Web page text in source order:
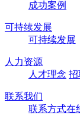
成功案例
可持续发展
可持续发展
人力资源
人才理念 招
联系我们
联系方式在